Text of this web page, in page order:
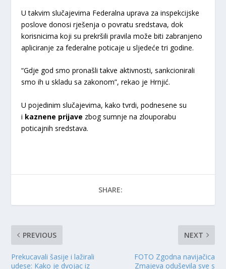
U takvim slučajevima Federalna uprava za inspekcijske
poslove donosi rješenja o povratu sredstava, dok
korisnicima koji su prekršili pravila može biti zabranjeno
apliciranje za federalne poticaje u sljedeće tri godine.
“Gdje god smo pronašli takve aktivnosti, sankcionirali
smo ih u skladu sa zakonom”, rekao je Hrnjić.
U pojedinim slučajevima, kako tvrdi, podnesene su
i kaznene prijave zbog sumnje na zlouporabu
poticajnih sredstava.
SHARE:
PREVIOUS
Prekucavali šasije i lažirali
udese: Kako je dvojac iz
NEXT
FOTO Zgodna navijačica
Zmajeva oduševila sve s